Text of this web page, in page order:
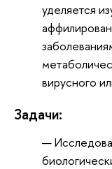
уделяется
вирусного
Задачи: